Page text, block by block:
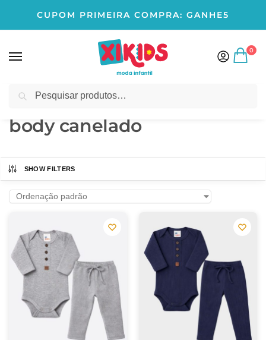
CUPOM PRIMEIRA COMPRA: GANHE5
0
Início Produtos marcados com a tag “body canelado”
body canelado
SHOW FILTERS